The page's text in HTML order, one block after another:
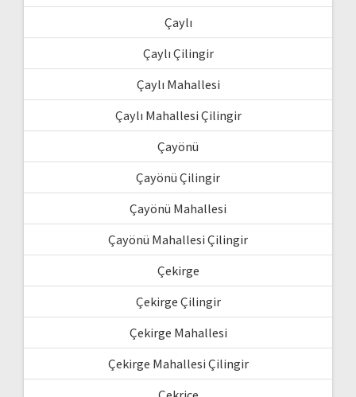
Çaylı
Çaylı Çilingir
Çaylı Mahallesi
Çaylı Mahallesi Çilingir
Çayönü
Çayönü Çilingir
Çayönü Mahallesi
Çayönü Mahallesi Çilingir
Çekirge
Çekirge Çilingir
Çekirge Mahallesi
Çekirge Mahallesi Çilingir